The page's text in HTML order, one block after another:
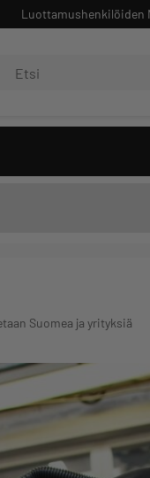
Luottamushenkilöiden
Suomea ja yrityksiä